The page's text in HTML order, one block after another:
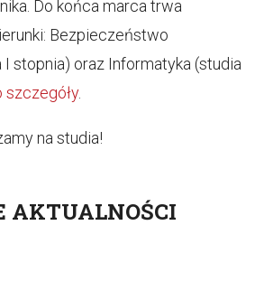
Do końca marca trwa
Bezpieczeństwo
stopnia) oraz Informatyka (studia
szczegóły.
na studia!
AKTUALNOŚCI